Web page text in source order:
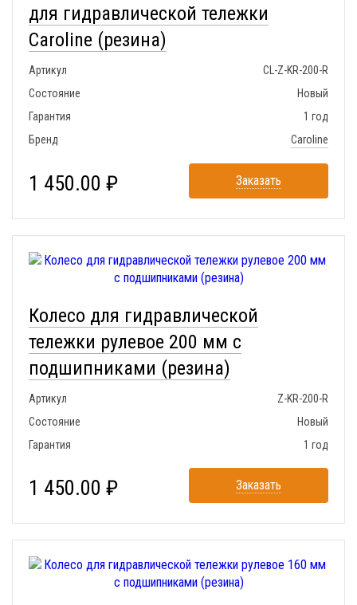
для гидравлической тележки
Caroline (резина)
Артикул
CL-Z-KR-200-R
Состояние
Новый
Гарантия
1 год
Бренд
Caroline
1 450.00 ₽ Заказать
Колесо для гидравлической
тележки рулевое 200 мм с
подшипниками (резина)
Артикул
Z-KR-200-R
Состояние
Новый
Гарантия
1 год
1 450.00 ₽ Заказать